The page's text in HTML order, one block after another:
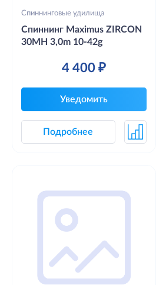
Спиннинговые удилища
Спиннинг Maximus ZIRCON
30MH 3,0m 10-42g
4 400 ₽
Уведомить
Подробнее